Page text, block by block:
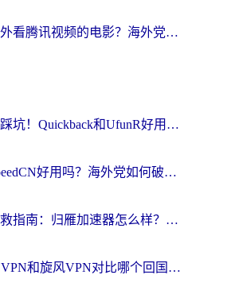
怎么在国外看腾讯视频的电影？海外党亲测有效的回国加速指南
海外党别踩坑！Quickback和UfunR好用吗？选对回国加速器才能无缝刷国内资源
迅游和SpeedCN好用吗？海外党如何破解那道看不见的墙
海外党自救指南：归雁加速器怎么样？教你避开坑实现国内资源无缝访问
ChickCN VPN和旋风VPN对比哪个回国效果更好？海外用户的选择困境与出路